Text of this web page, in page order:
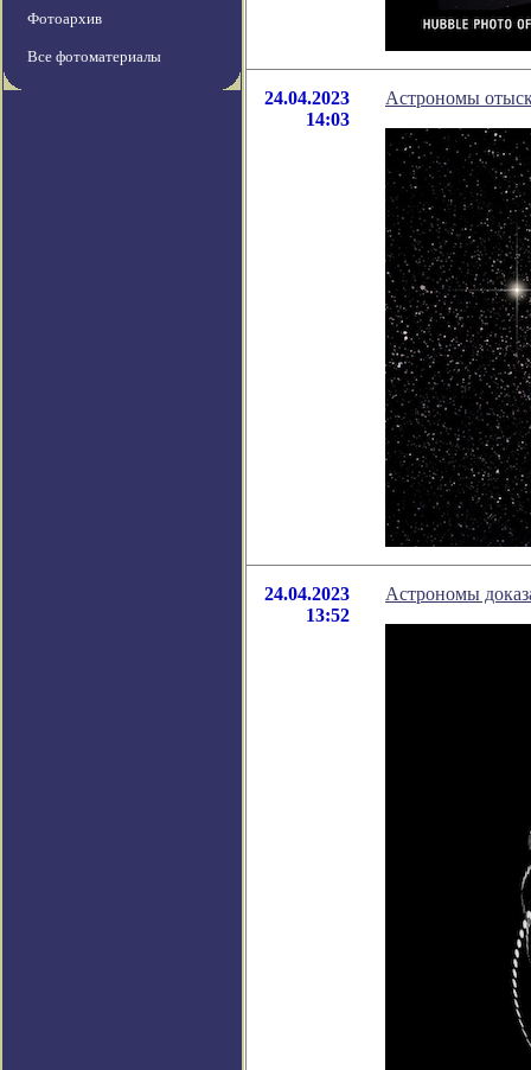
Фотоархив
Все фотоматериалы
24.04.2023
14:03
Астрономы
24.04.2023
13:52
Астрономы